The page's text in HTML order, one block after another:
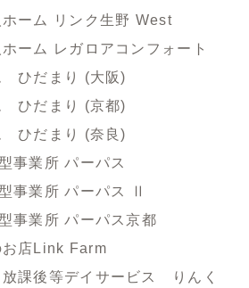
ーム リンク生野 West
ーム レガロアコンフォート
ひだまり (大阪)
ひだまり (京都)
ひだまり (奈良)
事業所 パーパス
事業所 パーパス Ⅱ
事業所 パーパス京都
お店Link Farm
放課後等デイサービス りんく